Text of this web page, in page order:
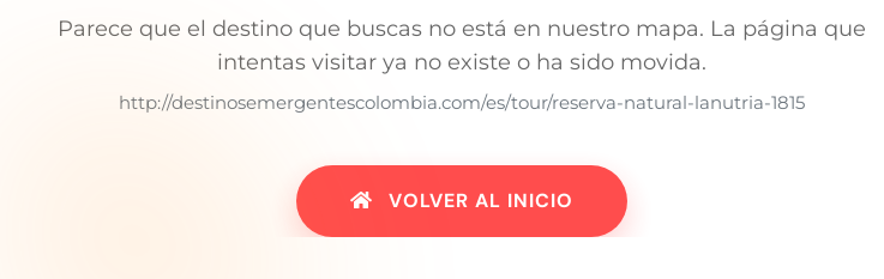
Parece que el destino que buscas no está en nuestro mapa. La página que
intentas visitar ya no existe o ha sido movida.
http://destinosemergentescolombia.com/es/tour/reserva-natural-lanutria-1815
VOLVER AL INICIO